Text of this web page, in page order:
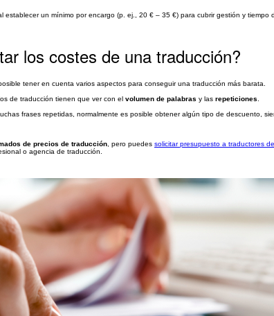
establecer un mínimo por encargo (p. ej., 20 € – 35 €) para cubrir gestión y tiempo
los costes de una traducción?
tener en cuenta varios aspectos para conseguir una traducción más barata.
de traducción tienen que ver con el volumen de palabras y las repeticiones
frases repetidas, normalmente es posible obtener algún tipo de descuento,
de precios de traducción , pero puedes solicitar presupuesto a traductores
o agencia de traducción.